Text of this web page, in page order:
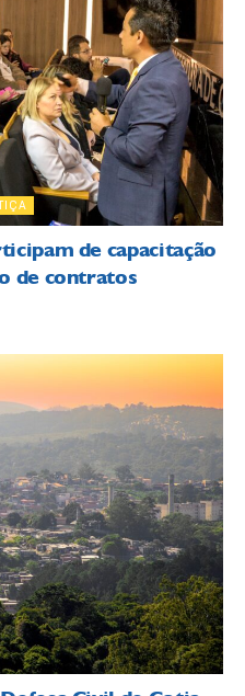
de capacitação
de contratos